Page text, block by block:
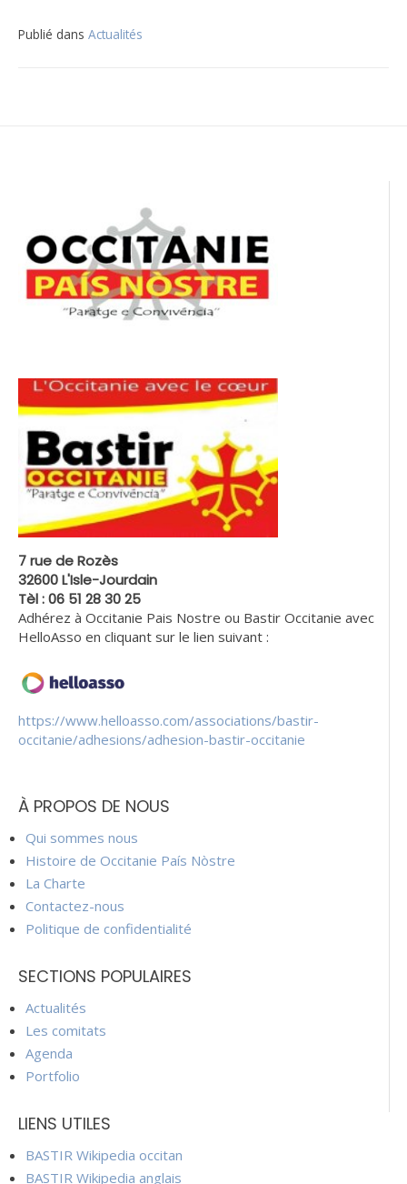
Publié dans Actualités
7 rue de Rozès
32600 L'Isle-Jourdain
Tèl : 06 51 28 30 25
Adhérez à Occitanie Pais Nostre ou Bastir Occitanie avec
HelloAsso en cliquant sur le lien suivant :
https://www.helloasso.com/associations/bastir-
occitanie/adhesions/adhesion-bastir-occitanie
À PROPOS DE NOUS
Qui sommes nous
Histoire de Occitanie País Nòstre
La Charte
Contactez-nous
Politique de confidentialité
SECTIONS POPULAIRES
Actualités
Les comitats
Agenda
Portfolio
LIENS UTILES
BASTIR Wikipedia occitan
BASTIR Wikipedia anglais